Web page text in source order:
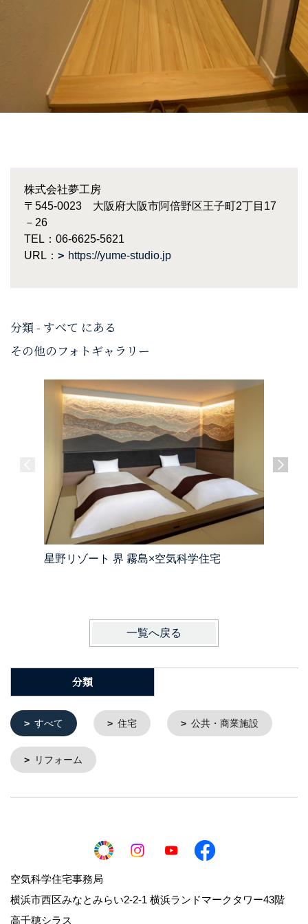
株式会社夢工房
〒545-0023 大阪府大阪市阿倍野区王子町2丁目17
－26
TEL：06-6625-5621
URL：
https://yume-studio.jp
分類 - すべて にある
その他のフォトギャラリー
星野リゾート 界 霧島×空気科学住宅
一覧へ戻る
分類
すべて 住宅 公共・商業施設
リフォーム
空気科学住宅事務局
横浜市西区みなとみらい2-2-1 横浜ランドマークタワー43階
高千穂シラス